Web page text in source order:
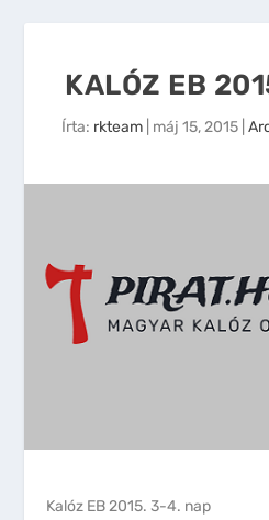
KALÓZ EB
Írta: rkteam máj 15, 2015
Kalóz EB 2015. 3-4. nap